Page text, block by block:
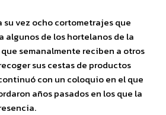
vez ocho cortometrajes que
algunos de los hortelanos de la
semanalmente reciben a otros
sus cestas de productos
con un coloquio en el que
años pasados en los que la